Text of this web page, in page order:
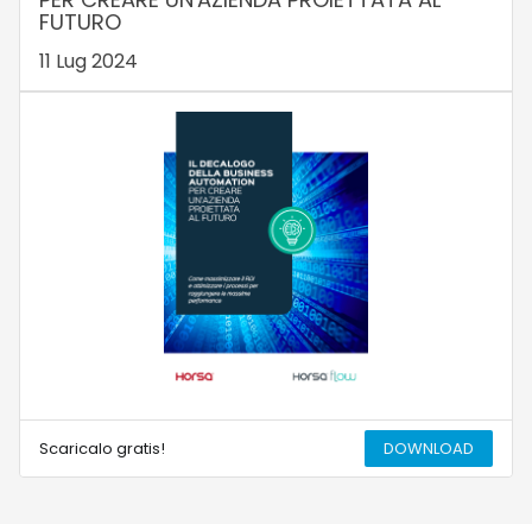
FUTURO
11 Lug 2024
Scaricalo gratis! DOWNLOAD